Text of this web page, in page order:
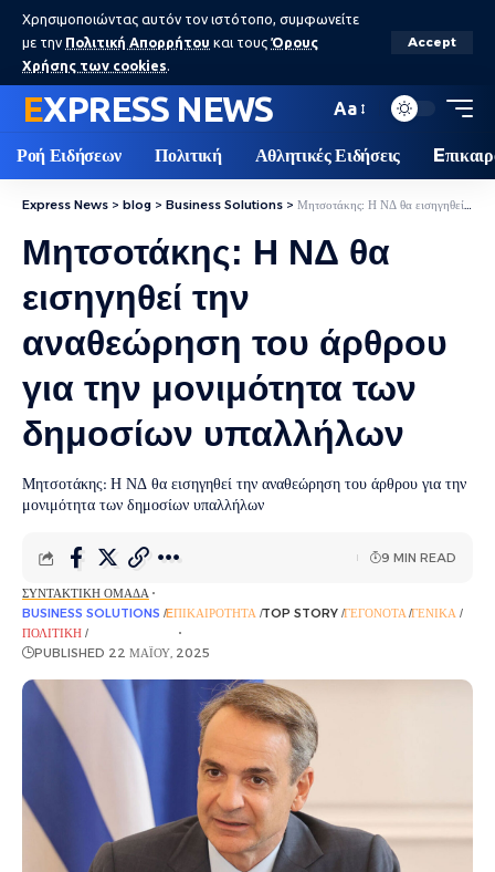
Χρησιμοποιώντας αυτόν τον ιστότοπο, συμφωνείτε
με την Πολιτική Απορρήτου και τους Όρους
Χρήσης των cookies.
Accept
EXPRESS NEWS Aa
Ροή Ειδήσεων Πολιτική Αθλητικές Ειδήσεις
Express News > blog > Business Solutions > Μητσοτάκης: Η ΝΔ θα εισηγηθεί την αναθεώρηση του άρθρου για την μονιμότητα των δημοσίων υπαλλήλων
Μητσοτάκης: Η ΝΔ θα
εισηγηθεί την
αναθεώρηση του άρθρου
για την μονιμότητα των
δημοσίων υπαλλήλων
Μητσοτάκης: Η ΝΔ θα εισηγηθεί την αναθεώρηση του άρθρου για την
μονιμότητα των δημοσίων υπαλλήλων
ΣΥΝΤΑΚΤΙΚΉ ΟΜΆΔΑ
BUSINESS SOLUTIONS EΠΙΚΑΙΡΌΤΗΤΑ TOP STORY ΓΕΓΟΝΌΤΑ ΓΕΝΙΚΆ
ΠΟΛΙΤΙΚΉ ΡΟΉ ΕΙΔΉΣΕΩΝ
PUBLISHED 22 ΜΑΪ́ΟΥ, 2025
9 MIN READ